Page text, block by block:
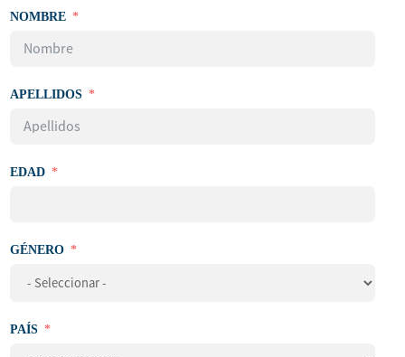
NOMBRE
APELLIDOS
EDAD
GÉNERO
PAÍS